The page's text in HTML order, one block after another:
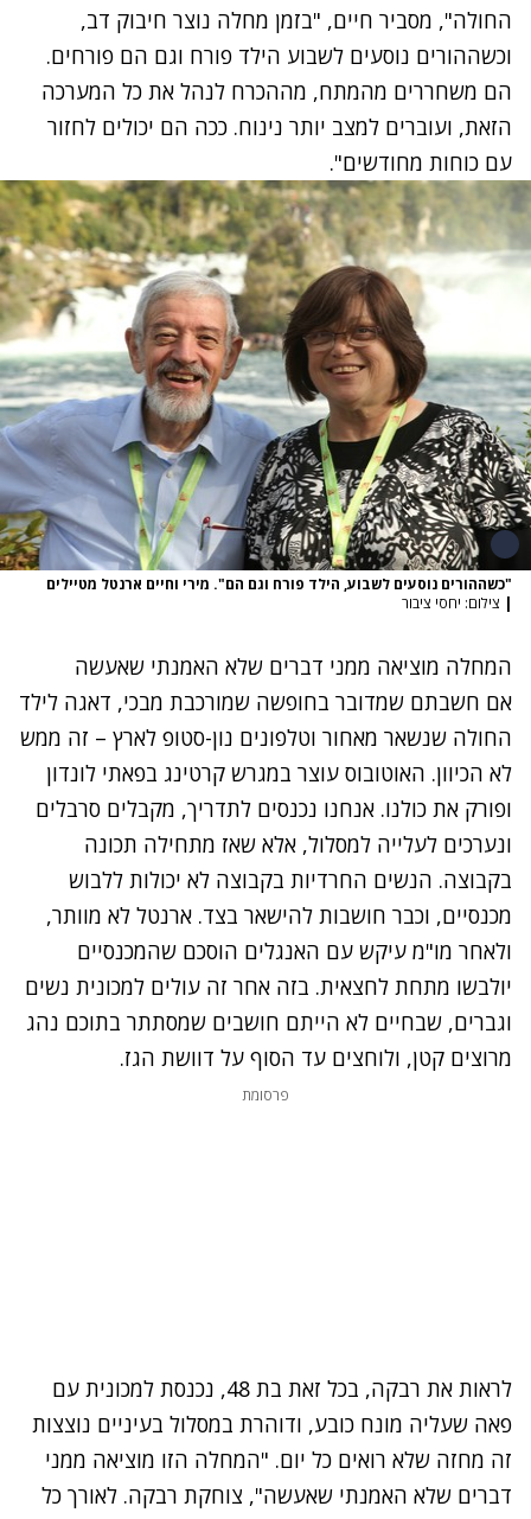
החולה", מסביר חיים, "בזמן מחלה נוצר חיבוק דב,
וכשההורים נוסעים לשבוע הילד פורח וגם הם פורחים.
הם משחררים מהמתח, מההכרח לנהל את כל המערכה
הזאת, ועוברים למצב יותר נינוח. ככה הם יכולים לחזור
עם כוחות מחודשים".
"כשההורים נוסעים לשבוע, הילד פורח וגם הם". מירי וחיים ארנטל מטיילים
| צילום: יחסי ציבור
המחלה מוציאה ממני דברים שלא האמנתי שאעשה
אם חשבתם שמדובר בחופשה שמורכבת מבכי, דאגה לילד
החולה שנשאר מאחור וטלפונים נון-סטופ לארץ – זה ממש
לא הכיוון. האוטובוס עוצר במגרש קרטינג בפאתי לונדון
ופורק את כולנו. אנחנו נכנסים לתדריך, מקבלים סרבלים
ונערכים לעלייה למסלול, אלא שאז מתחילה תכונה
בקבוצה. הנשים החרדיות בקבוצה לא יכולות ללבוש
מכנסיים, וכבר חושבות להישאר בצד. ארנטל לא מוותר,
ולאחר מו"מ עיקש עם האנגלים הוסכם שהמכנסיים
יולבשו מתחת לחצאית. בזה אחר זה עולים למכונית נשים
וגברים, שבחיים לא הייתם חושבים שמסתתר בתוכם נהג
מרוצים קטן, ולוחצים עד הסוף על דוושת הגז.
פרסומת
לראות את רבקה, בכל זאת בת 48, נכנסת למכונית עם
פאה שעליה מונח כובע, ודוהרת במסלול בעיניים נוצצות
זה מחזה שלא רואים כל יום. "המחלה הזו מוציאה ממני
דברים שלא האמנתי שאעשה", צוחקת רבקה. לאורך כל